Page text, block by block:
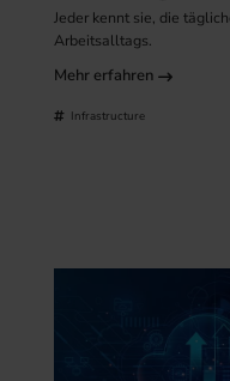
Jeder kennt sie, die
Arbeitsalltags.
Mehr erfahren
Infrastructure